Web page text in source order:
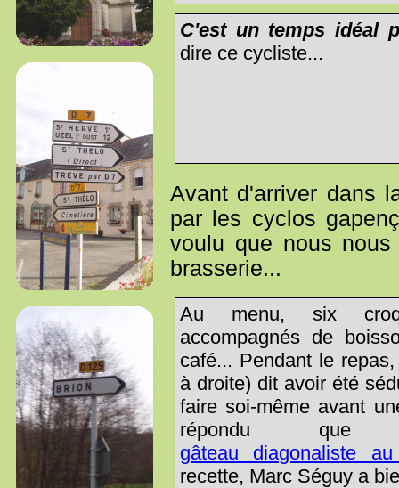
C'est un temps idéal
dire ce cycliste...
Avant d'arriver dans
par les cyclos
voulu que nous
brasserie...
Au menu, six
accompagnés de
café... Pendant le
à droite) dit avoir été
faire soi-même avant
répondu
gâteau diagonaliste
recette, Marc Séguy a